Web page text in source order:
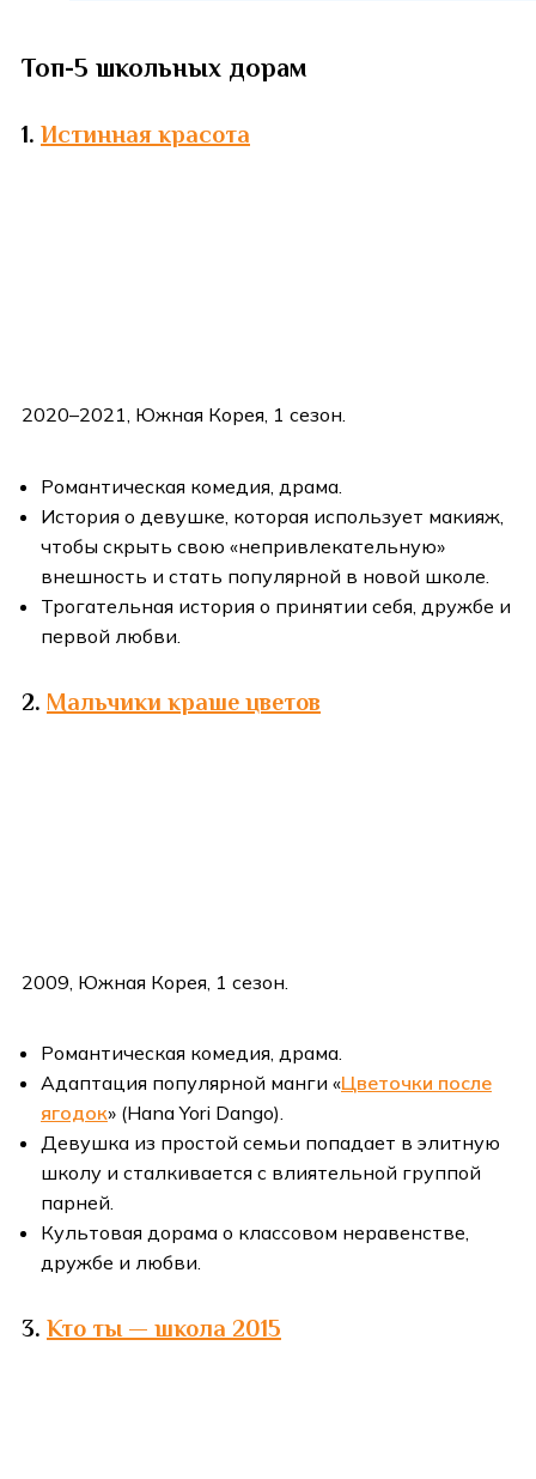
Топ-5 школьных дорам
1. Истинная красота
2020–2021, Южная Корея, 1 сезон.
Романтическая комедия, драма.
История о девушке, которая использует макияж,
чтобы скрыть свою «непривлекательную»
внешность и стать популярной в новой школе.
Трогательная история о принятии себя, дружбе и
первой любви.
2. Мальчики краше цветов
2009, Южная Корея, 1 сезон.
Романтическая комедия, драма.
Адаптация популярной манги «Цветочки после
ягодок» (Hana Yori Dango).
Девушка из простой семьи попадает в элитную
школу и сталкивается с влиятельной группой
парней.
Культовая дорама о классовом неравенстве,
дружбе и любви.
3. Кто ты — школа 2015